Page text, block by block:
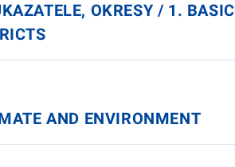
OKRESY / 1. BASIC
AND ENVIRONMENT